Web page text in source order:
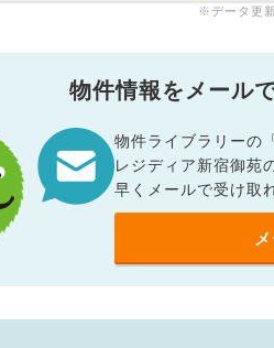
※データ更
物件情報をメール
物件ライブラリーの
レジディア新宿御苑
早くメールで受け取